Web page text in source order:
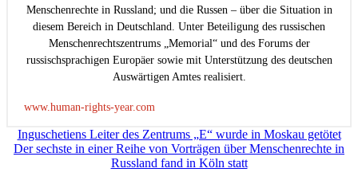
Menschenrechte in Russland; und die Russen – über die Situation in
diesem Bereich in Deutschland. Unter Beteiligung des russischen
Menschenrechtszentrums „Memorial“ und des Forums der
russischsprachigen Europäer sowie mit Unterstützung des deutschen
Auswärtigen Amtes realisiert.
www.human-rights-year.com
Beitragsnavigation
Inguschetiens Leiter des Zentrums „E“ wurde in Moskau getötet
Der sechste in einer Reihe von Vorträgen über Menschenrechte in
Russland fand in Köln statt